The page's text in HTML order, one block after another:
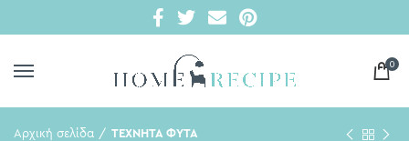
0
Αρχική σελίδα ΤΕΧΝΗΤΑ ΦΥΤΑ